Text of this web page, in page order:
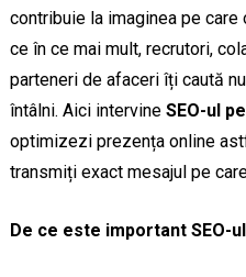
contribuie la imaginea pe
ce în ce mai mult, recrutori,
parteneri de afaceri îți caută
întâlni. Aici intervine SEO-ul
optimizezi prezența online
transmiți exact mesajul pe
De ce este important SEO-